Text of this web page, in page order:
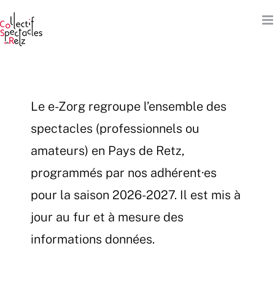
au
contenu
Le e-Zorg regroupe l’ensemble des
spectacles (professionnels ou
amateurs) en Pays de Retz,
programmés par nos adhérent·es
pour la saison 2026-2027. Il est mis à
jour au fur et à mesure des
informations données.